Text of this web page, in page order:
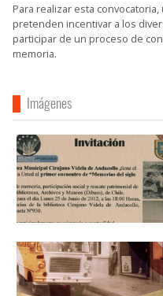
Para realizar esta
pretenden incentivar a los
participar de un proceso de
memoria.
Imágenes